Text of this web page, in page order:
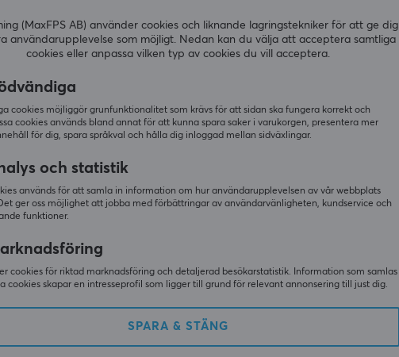
Andra köpte även
Andra tittade även på
(MaxFPS AB) använder cookies och liknande lagringstekniker för att ge dig
användarupplevelse som möjligt. Nedan kan du välja att acceptera samtliga
cookies eller anpassa vilken typ av cookies du vill acceptera.
cookies möjliggör grunfunktionalitet som krävs för att sidan ska fungera korrekt och
cookies används bland annat för att kunna spara saker i varukorgen, presentera mer
för dig, spara språkval och hålla dig inloggad mellan sidväxlingar.
och statistik
används för att samla in information om hur användarupplevelsen av vår webbplats
ger oss möjlighet att jobba med förbättringar av användarvänligheten, kundservice och
funktioner.
cookies för riktad marknadsföring och detaljerad besökarstatistik. Information som samlas
cookies skapar en intresseprofil som ligger till grund för relevant annonsering till just dig.
SPARA & STÄNG